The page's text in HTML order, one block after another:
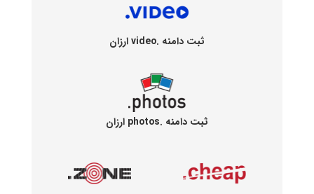
ثبت دامنه .video ارزان
ثبت دامنه .photos ارزان